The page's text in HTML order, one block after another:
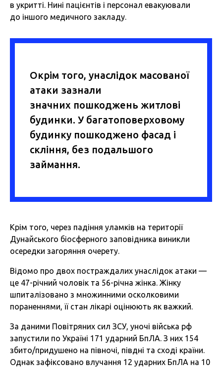
в укритті. Нині пацієнтів і персонал евакуювали
до іншого медичного закладу.
Окрім того, унаслідок масованої
атаки зазнали
значних пошкоджень житлові
будинки. У багатоповерховому
будинку пошкоджено фасад і
скління, без подальшого
займання.
Крім того, через падіння уламків на території
Дунайського біосферного заповідника виникли
осередки загоряння очерету.
Відомо про двох постраждалих унаслідок атаки —
це 47-річний чоловік та 56-річна жінка. Жінку
шпиталізовано з множинними осколковими
пораненнями, її стан лікарі оцінюють як важкий.
За даними Повітряних сил ЗСУ, уночі війська рф
запустили по Україні 171 ударний БпЛА. З них 154
збито/придушено на півночі, півдні та сході країни.
Однак зафіксовано влучання 12 ударних БпЛА на 10